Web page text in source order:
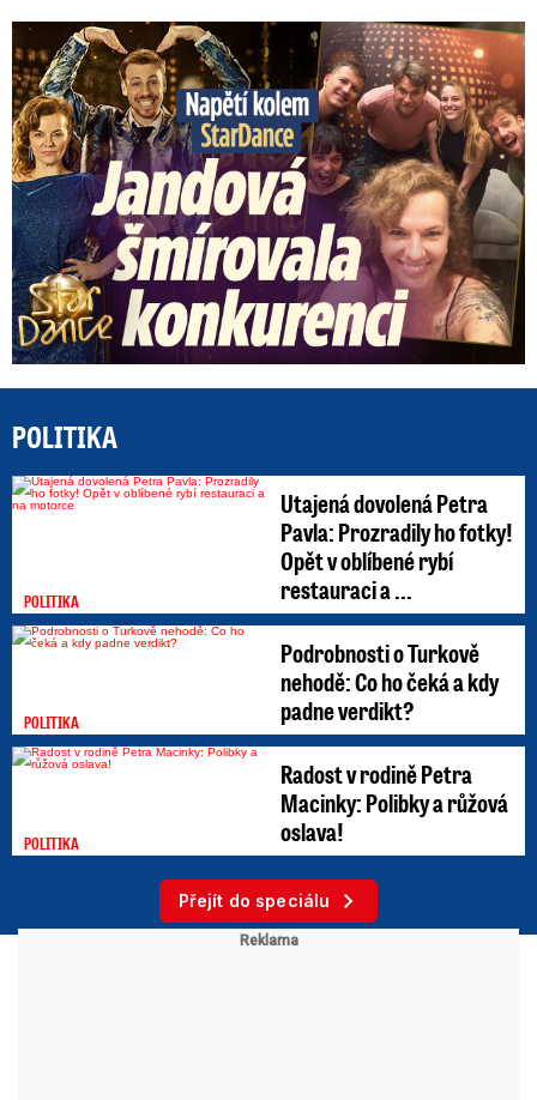
Napětí kolem StarDance: Jandová šmírovala konkurenci
POLITIKA
POLITIKA
Utajená dovolená Petra
Pavla: Prozradily ho fotky!
Opět v oblíbené rybí
restauraci a ...
POLITIKA
Podrobnosti o Turkově
nehodě: Co ho čeká a kdy
padne verdikt?
POLITIKA
Radost v rodině Petra
Macinky: Polibky a růžová
oslava!
Přejít do speciálu